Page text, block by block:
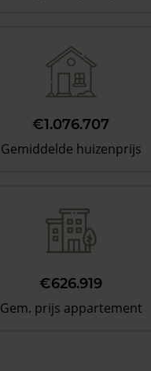
€1.076.707
Gemiddelde huizenprijs
€626.919
Gem. prijs appartement